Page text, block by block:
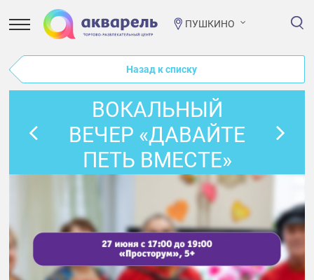
ПУШКИНО
Назад к списку
ВОКАЛЬНЫЙ
ВЕЧЕР «ДАВАЙТЕ
ПЕТЬ ВМЕСТЕ»